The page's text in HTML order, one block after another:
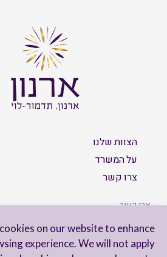
on our website to enhance
experience. We will not apply
הצוות שלנו
על המשרד
צרו קשר
צרו קשר